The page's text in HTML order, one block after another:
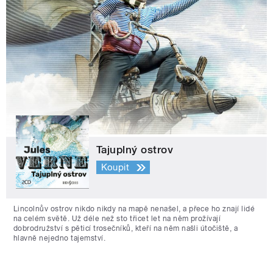
Tajuplný ostrov
Koupit
Lincolnův ostrov nikdo nikdy na mapě nenašel, a přece ho znají lidé
na celém světě. Už déle než sto třicet let na něm prožívají
dobrodružství s pěticí trosečníků, kteří na něm našli útočiště, a
hlavně nejedno tajemství.